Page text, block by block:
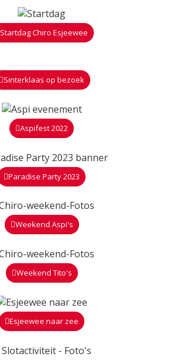
Startdag Chiro Esjeewee
Sinterklaas op bezoek
Aspifest 2022
Paradise Party 2023
Weekend Aspi's
Weekend Tito's
Esjeewee naar zee